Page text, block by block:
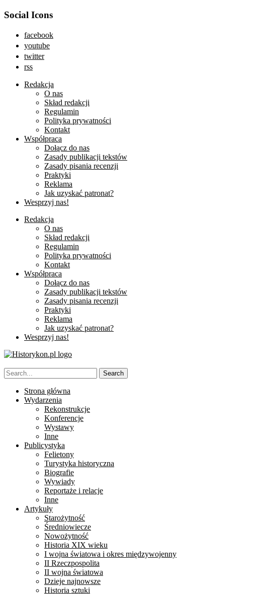
Social Icons
facebook
youtube
twitter
rss
Redakcja
O nas
Skład redakcji
Regulamin
Polityka prywatności
Kontakt
Współpraca
Dołącz do nas
Zasady publikacji tekstów
Zasady pisania recenzji
Praktyki
Reklama
Jak uzyskać patronat?
Wesprzyj nas!
Redakcja
O nas
Skład redakcji
Regulamin
Polityka prywatności
Kontakt
Współpraca
Dołącz do nas
Zasady publikacji tekstów
Zasady pisania recenzji
Praktyki
Reklama
Jak uzyskać patronat?
Wesprzyj nas!
Strona główna
Wydarzenia
Rekonstrukcje
Konferencje
Wystawy
Inne
Publicystyka
Felietony
Turystyka historyczna
Biografie
Wywiady
Reportaże i relacje
Inne
Artykuły
Starożytność
Średniowiecze
Nowożytność
Historia XIX wieku
I wojna światowa i okres międzywojenny
II Rzeczpospolita
II wojna światowa
Dzieje najnowsze
Historia sztuki